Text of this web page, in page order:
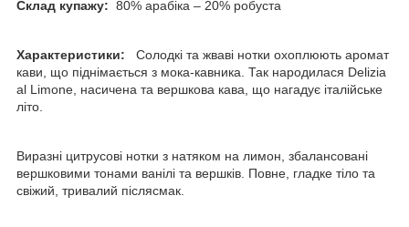
Склад купажу: 80% арабіка – 20% робуста
Характеристики: Солодкі та жваві нотки охоплюють аромат
кави, що піднімається з мока-кавника. Так народилася Delizia
al Limone, насичена та вершкова кава, що нагадує італійське
літо.
Виразні цитрусові нотки з натяком на лимон, збалансовані
вершковими тонами ванілі та вершків. Повне, гладке тіло та
свіжий, тривалий післясмак.